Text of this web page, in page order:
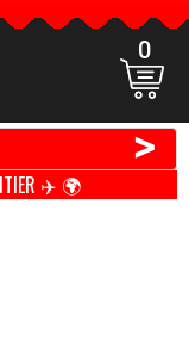
0
>
✈️ 🌍